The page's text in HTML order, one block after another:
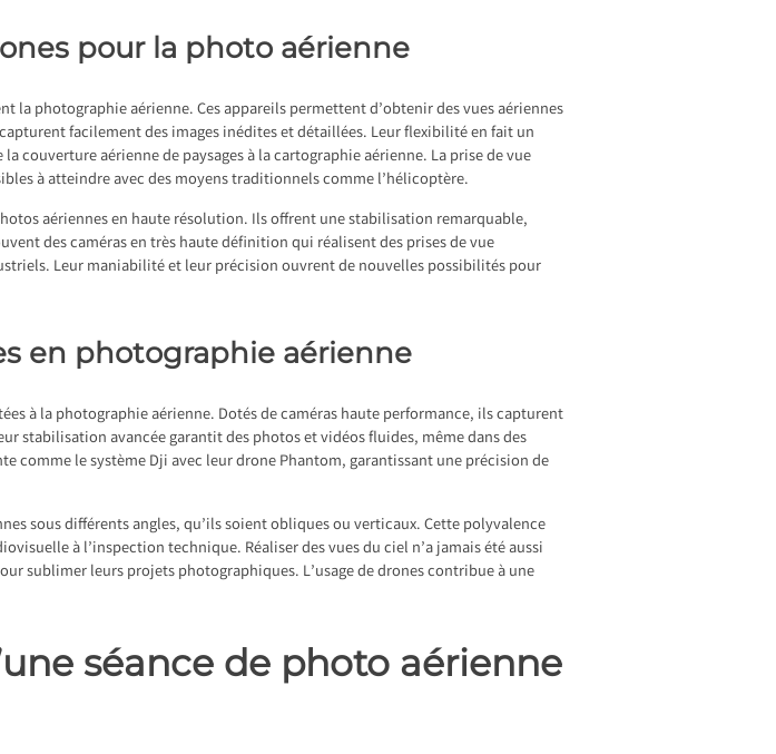
pour la photo aérienne
la photographie aérienne. Ces appareils permettent d’obtenir des vues aériennes
facilement des images inédites et détaillées. Leur flexibilité en fait un
aérienne de paysages à la cartographie aérienne. La prise de vue
à atteindre avec des moyens traditionnels comme l’hélicoptère.
aériennes en haute résolution. Ils offrent une stabilisation remarquable,
des caméras en très haute définition qui réalisent des prises de vue
Leur maniabilité et leur précision ouvrent de nouvelles possibilités pour
en photographie aérienne
à la photographie aérienne. Dotés de caméras haute performance, ils capturent
stabilisation avancée garantit des photos et vidéos fluides, même dans des
comme le système Dji avec leur drone Phantom, garantissant une précision de
sous différents angles, qu’ils soient obliques ou verticaux. Cette polyvalence
à l’inspection technique. Réaliser des vues du ciel n’a jamais été aussi
sublimer leurs projets photographiques. L’usage de drones contribue à une
séance de photo aérienne